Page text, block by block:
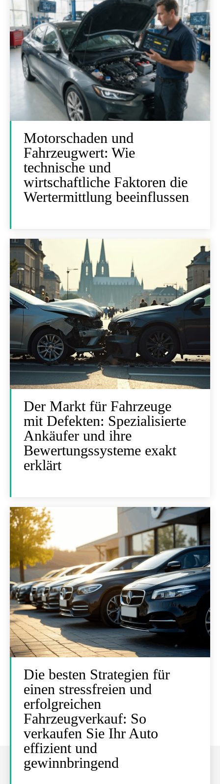
Motorschaden und
Fahrzeugwert: Wie
technische und
wirtschaftliche Faktoren die
Wertermittlung beeinflussen
Der Markt für Fahrzeuge
mit Defekten: Spezialisierte
Ankäufer und ihre
Bewertungssysteme exakt
erklärt
Die besten Strategien für
einen stressfreien und
erfolgreichen
Fahrzeugverkauf: So
verkaufen Sie Ihr Auto
effizient und
gewinnbringend